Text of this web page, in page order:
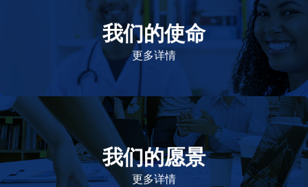
我们的使命
更多详情
致力于提高患者的生命健康和质量
我们的愿景
更多详情
作为一个负责任的企业公民，在全球提供优质和患者可
及的药物，传递我们的价值。